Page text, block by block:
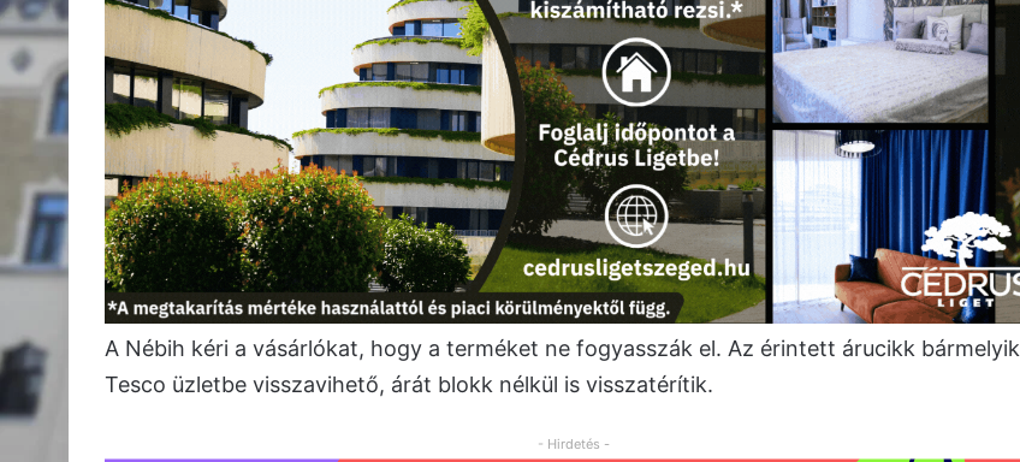
A Nébih kéri a vásárlókat, hogy a terméket ne fogyasszák el. Az érintett árucikk bármelyik
Tesco üzletbe visszavihető, árát blokk nélkül is visszatérítik.
- Hirdetés -